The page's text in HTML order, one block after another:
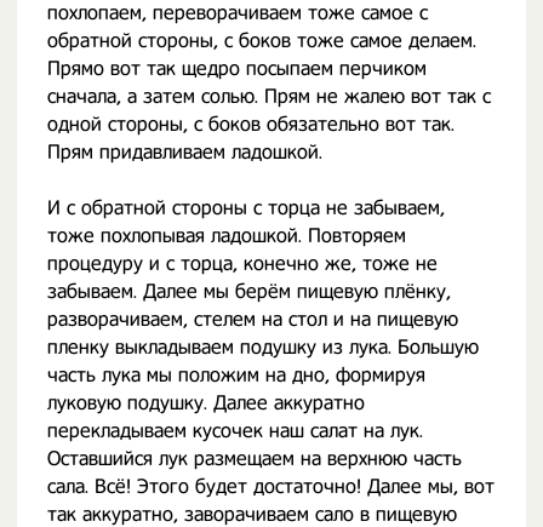
похлопаем, переворачиваем тоже самое с
обратной стороны, с боков тоже самое делаем.
Прямо вот так щедро посыпаем перчиком
сначала, а затем солью. Прям не жалею вот так с
одной стороны, с боков обязательно вот так.
Прям придавливаем ладошкой.
И с обратной стороны с торца не забываем,
тоже похлопывая ладошкой. Повторяем
процедуру и с торца, конечно же, тоже не
забываем. Далее мы берём пищевую плёнку,
разворачиваем, стелем на стол и на пищевую
пленку выкладываем подушку из лука. Большую
часть лука мы положим на дно, формируя
луковую подушку. Далее аккуратно
перекладываем кусочек наш салат на лук.
Оставшийся лук размещаем на верхнюю часть
сала. Всё! Этого будет достаточно! Далее мы, вот
так аккуратно, заворачиваем сало в пищевую